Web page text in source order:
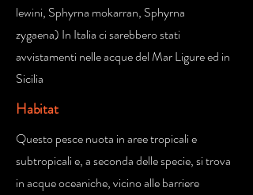
lewini, Sphyrna mokarran, Sphyrna
zygaena) In Italia ci sarebbero stati
avvistamenti nelle acque del Mar Ligure ed in
Sicilia
Habitat
Questo pesce nuota in aree tropicali e
subtropicali e, a seconda delle specie, si trova
in acque oceaniche, vicino alle barriere